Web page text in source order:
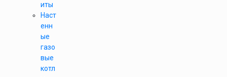
иты
Наст
енн
ые
газо
вые
котл